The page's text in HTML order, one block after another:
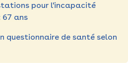
pour l'incapacité
ans
questionnaire de santé selon